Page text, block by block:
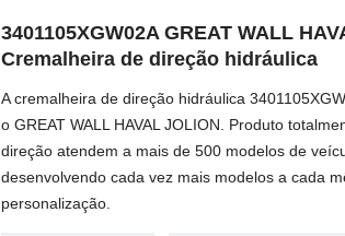
3401105XGW02A GREAT WALL
Cremalheira de direção hidráulica
A cremalheira de direção hidráulica
o GREAT WALL HAVAL JOLION. Produto
direção atendem a mais de 500 modelos de
desenvolvendo cada vez mais modelos a cada
personalização.